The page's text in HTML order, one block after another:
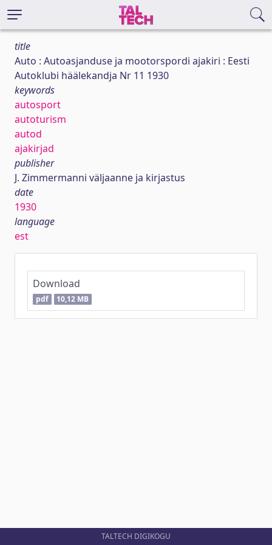
title
Auto : Autoasjanduse ja mootorspordi ajakiri : Eesti
Autoklubi häälekandja Nr 11 1930
keywords
autosport
autoturism
autod
ajakirjad
publisher
J. Zimmermanni väljaanne ja kirjastus
date
1930
language
est
Download
pdf 10,12 MB
TALTECH DIGIKOGU